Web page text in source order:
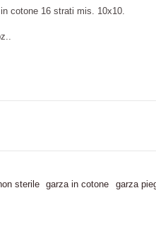
cotone 16 strati mis. 10x10.
sterile garza in cotone garza